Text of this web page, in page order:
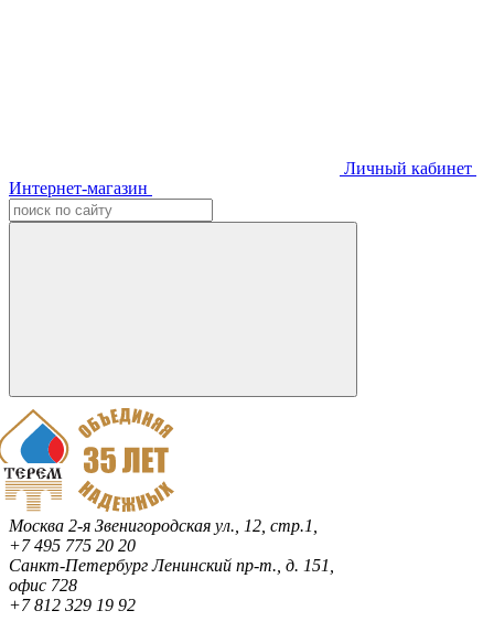
Личный кабинет
Интернет-магазин
Москва 2-я Звенигородская ул., 12, стр.1,
+7 495 775 20 20
Санкт-ПетербургЛенинский пр-т., д. 151,
офис 728
+7 812 329 19 92